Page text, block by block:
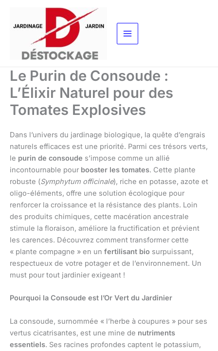
contenu
Le Purin de Consoude :
L’Élixir Naturel pour des
Tomates Explosives
Dans l’univers du jardinage biologique, la quête d’engrais
naturels efficaces est une priorité. Parmi ces trésors verts,
le purin de consoude s’impose comme un allié
incontournable pour booster les tomates. Cette plante
robuste (Symphytum officinale), riche en potasse, azote et
oligo-éléments, offre une solution écologique pour
renforcer la croissance et la résistance des plants. Loin
des produits chimiques, cette macération ancestrale
stimule la floraison, améliore la fructification et prévient
les carences. Découvrez comment transformer cette
« plante compagne » en un fertilisant bio surpuissant,
respectueux de votre potager et de l’environnement. Un
must pour tout jardinier exigeant !
Pourquoi la Consoude est l’Or Vert du Jardinier
La consoude, surnommée « l’herbe à coupures » pour ses
vertus cicatrisantes, est une mine de nutriments
essentiels. Ses racines profondes captent le potassium,